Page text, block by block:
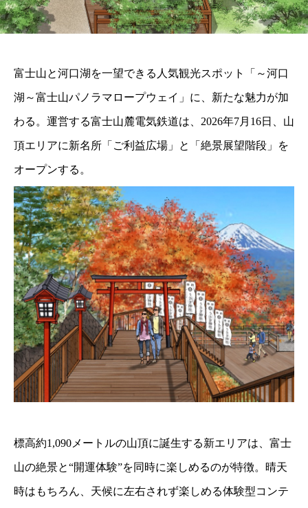
富士山と河口湖を一望できる人気観光スポット「～河口
湖～富士山パノラマロープウェイ」に、新たな魅力が加
わる。運営する富士山麓電気鉄道は、2026年7月16日、山
頂エリアに新名所「ご利益広場」と「絶景展望階段」を
オープンする。
標高約1,090メートルの山頂に誕生する新エリアは、富士
山の絶景と“開運体験”を同時に楽しめるのが特徴。晴天
時はもちろん、天候に左右されず楽しめる体験型コンテ